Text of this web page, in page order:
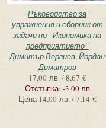
Ръководство за
упражнения и сборник от
задачи по “Икономика на
предприятието”
Димитър Вергиев,Йордан
Димитров
17,00 лв. / 8,67 €
Отстъпка: -3.00 лв
Цена 14,00 лв. / 7,14 €